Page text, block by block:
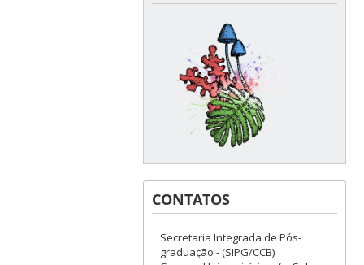
CONTATOS
Secretaria Integrada de Pós-
graduação - (SIPG/CCB)